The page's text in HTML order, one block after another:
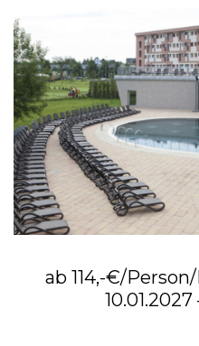
ab 114,-€/
10.01.2027